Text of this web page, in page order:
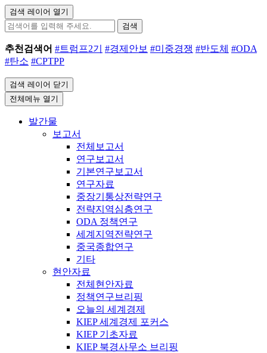
검색 레이어 열기
검색
추천검색어 #트럼프2기 #경제안보 #미중경쟁 #반도체 #ODA
#탄소 #CPTPP
검색 레이어 닫기
전체메뉴 열기
발간물
보고서
전체보고서
연구보고서
기본연구보고서
연구자료
중장기통상전략연구
전략지역심층연구
ODA 정책연구
세계지역전략연구
중국종합연구
기타
현안자료
전체현안자료
정책연구브리핑
오늘의 세계경제
KIEP 세계경제 포커스
KIEP 기초자료
KIEP 북경사무소 브리핑